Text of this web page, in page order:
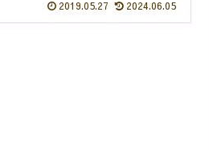
2019.05.27 2024.06.05